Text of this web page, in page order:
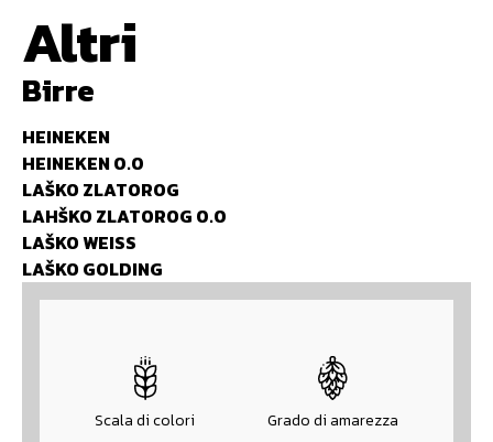
Altri
Birre
HEINEKEN
HEINEKEN 0.0
LAŠKO ZLATOROG
LAHŠKO ZLATOROG 0.0
LAŠKO WEISS
LAŠKO GOLDING
Scala di colori Grado di amarezza